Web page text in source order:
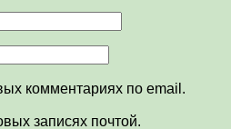
комментариях по email.
записях почтой.